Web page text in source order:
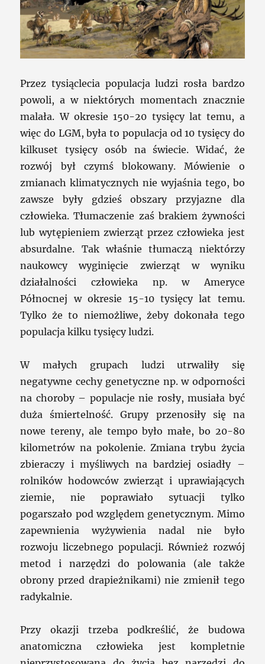
Przez tysiąclecia populacja ludzi rosła bardzo
powoli, a w niektórych momentach znacznie
malała. W okresie 150-20 tysięcy lat temu, a
więc do LGM, była to populacja od 10 tysięcy do
kilkuset tysięcy osób na świecie. Widać, że
rozwój był czymś blokowany. Mówienie o
zmianach klimatycznych nie wyjaśnia tego, bo
zawsze były gdzieś obszary przyjazne dla
człowieka. Tłumaczenie zaś brakiem żywności
lub wytępieniem zwierząt przez człowieka jest
absurdalne. Tak właśnie tłumaczą niektórzy
naukowcy wyginięcie zwierząt w wyniku
działalności człowieka np. w Ameryce
Północnej w okresie 15-10 tysięcy lat temu.
Tylko że to niemożliwe, żeby dokonała tego
populacja kilku tysięcy ludzi.
W małych grupach ludzi utrwaliły się
negatywne cechy genetyczne np. w odporności
na choroby – populacje nie rosły, musiała być
duża śmiertelność. Grupy przenosiły się na
nowe tereny, ale tempo było małe, bo 20-80
kilometrów na pokolenie. Zmiana trybu życia
zbieraczy i myśliwych na bardziej osiadły –
rolników hodowców zwierząt i uprawiających
ziemie, nie poprawiało sytuacji tylko
pogarszało pod względem genetycznym. Mimo
zapewnienia wyżywienia nadal nie było
rozwoju liczebnego populacji. Również rozwój
metod i narzędzi do polowania (ale także
obrony przed drapieżnikami) nie zmienił tego
radykalnie.
Przy okazji trzeba podkreślić, że budowa
anatomiczna człowieka jest kompletnie